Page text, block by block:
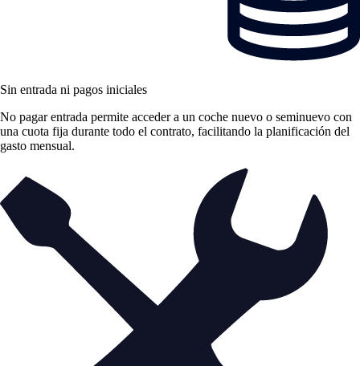
Sin entrada ni pagos iniciales
No pagar entrada permite acceder a un coche nuevo o seminuevo con
una cuota fija durante todo el contrato, facilitando la planificación del
gasto mensual.